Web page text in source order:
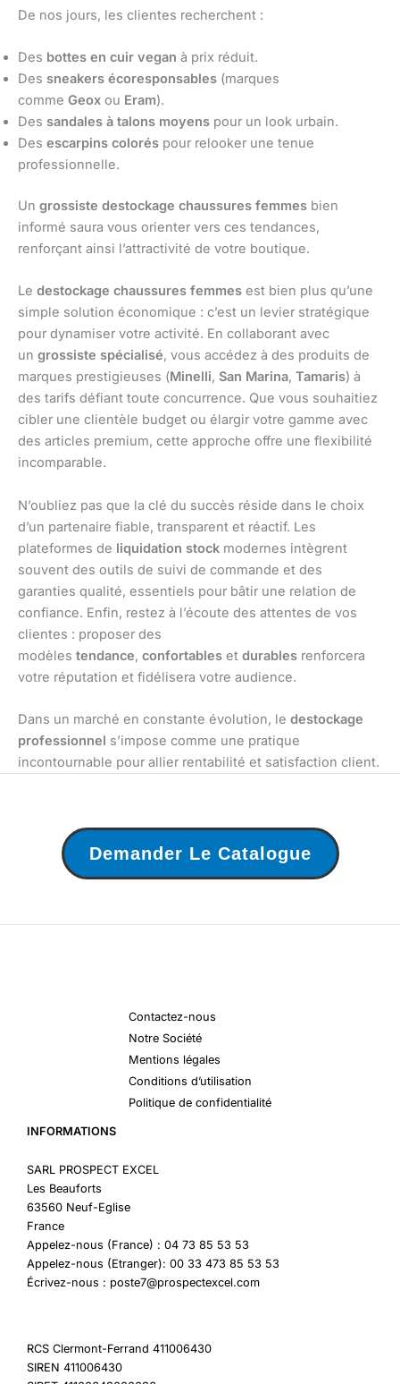
De nos jours, les clientes recherchent :
Des bottes en cuir vegan à prix réduit.
Des sneakers écoresponsables (marques
comme Geox ou Eram).
Des sandales à talons moyens pour un look urbain.
Des escarpins colorés pour relooker une tenue
professionnelle.
Un grossiste destockage chaussures femmes bien
informé saura vous orienter vers ces tendances,
renforçant ainsi l’attractivité de votre boutique.
Le destockage chaussures femmes est bien plus qu’une
simple solution économique : c’est un levier stratégique
pour dynamiser votre activité. En collaborant avec
un grossiste spécialisé, vous accédez à des produits de
marques prestigieuses (Minelli, San Marina, Tamaris) à
des tarifs défiant toute concurrence. Que vous souhaitiez
cibler une clientèle budget ou élargir votre gamme avec
des articles premium, cette approche offre une flexibilité
incomparable.
N’oubliez pas que la clé du succès réside dans le choix
d’un partenaire fiable, transparent et réactif. Les
plateformes de liquidation stock modernes intègrent
souvent des outils de suivi de commande et des
garanties qualité, essentiels pour bâtir une relation de
confiance. Enfin, restez à l’écoute des attentes de vos
clientes : proposer des
modèles tendance, confortables et durables renforcera
votre réputation et fidélisera votre audience.
Dans un marché en constante évolution, le destockage
professionnel s’impose comme une pratique
incontournable pour allier rentabilité et satisfaction client.
Demander Le Catalogue
Contactez-nous
Notre Société
Mentions légales
Conditions d’utilisation
Politique de confidentialité
INFORMATIONS
SARL PROSPECT EXCEL
Les Beauforts
63560 Neuf-Eglise
France
Appelez-nous (France) : 04 73 85 53 53
Appelez-nous (Etranger): 00 33 473 85 53 53
Écrivez-nous : poste7@prospectexcel.com
RCS Clermont-Ferrand 411006430
SIREN 411006430